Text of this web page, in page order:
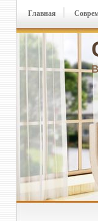
Главная